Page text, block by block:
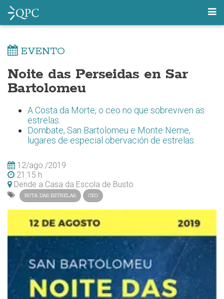
EVENTO
Noite das Perseidas en Sar
Bartolomeu
A Costa da Morte, o ceo no que sobreviven as
estrelas
Dombate, San Bartolomeu e Monte Neme,
lugares de especial obervación de estrelas
12/ago./2019
21:15 h
Dende a Casa da Escola de Busto
RUTA DAS ESTRELAS CEO